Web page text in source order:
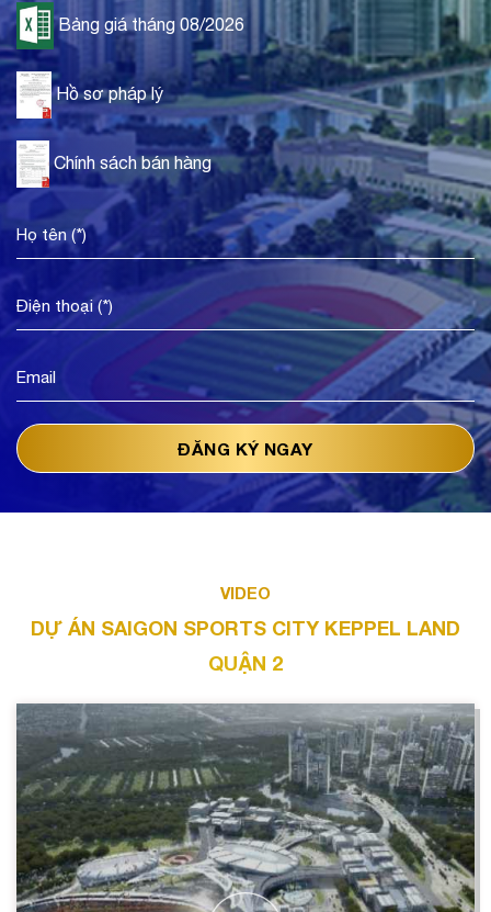
Bảng giá tháng 08/2026
Hồ sơ pháp lý
Chính sách bán hàng
VIDEO
DỰ ÁN SAIGON SPORTS CITY KEPPEL LAND
QUẬN 2